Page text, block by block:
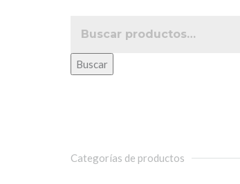
Buscar
Categorías de productos